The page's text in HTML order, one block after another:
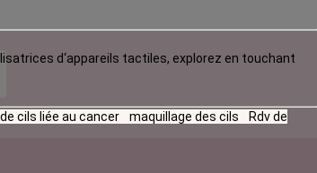
d‘appareils tactiles, explorez en touchant
cils liée au cancer maquillage des cils
Rdv de